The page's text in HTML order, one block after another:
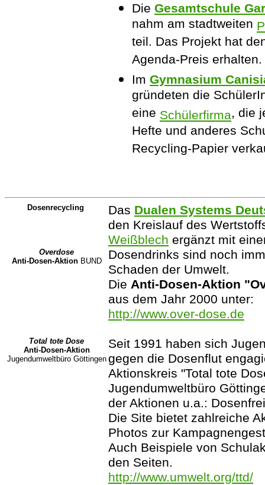
Die Gesamtschule
nahm am stadtweiten
teil. Das Projekt hat
Agenda-Preis erhalten.
Im Gymnasium
gründeten die
eine Schülerfirma, die
Hefte und anderes
Recycling-Papier
Dosenrecycling Das Dualen Systems
den Kreislauf des
Weißblech ergänzt mit
Overdose
Anti-Dosen-AktionBUND
Dosendrinks sind noch
Schaden der Umwelt.
Die Anti-Dosen-Aktion
aus dem Jahr 2000 unter:
http://www.over-dose.de
Total tote Dose
Anti-Dosen-Aktion
Jugendumweltbüro Göttingen
Seit 1991 haben sich
gegen die Dosenflut
Aktionskreis "Total tote
Jugendumweltbüro
der Aktionen u.a.:
Die Site bietet zahlreiche
Photos zur
Auch Beispiele von
den Seiten.
http://www.umwelt.org/ttd/